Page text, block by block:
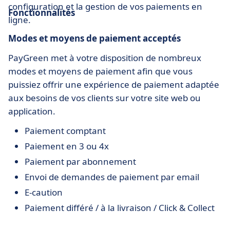
configuration et la gestion de vos paiements en
ligne.
Fonctionnalités
Modes et moyens de paiement acceptés
PayGreen met à votre disposition de nombreux
modes et moyens de paiement afin que vous
puissiez offrir une expérience de paiement adaptée
aux besoins de vos clients sur votre site web ou
application.
Paiement comptant
Paiement en 3 ou 4x
Paiement par abonnement
Envoi de demandes de paiement par email
E-caution
Paiement différé / à la livraison / Click & Collect